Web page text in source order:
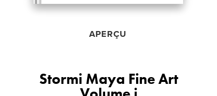
APERÇU
Stormi Maya Fine Art